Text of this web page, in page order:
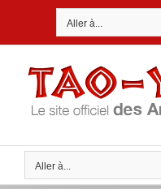
Aller à...
Aller à...